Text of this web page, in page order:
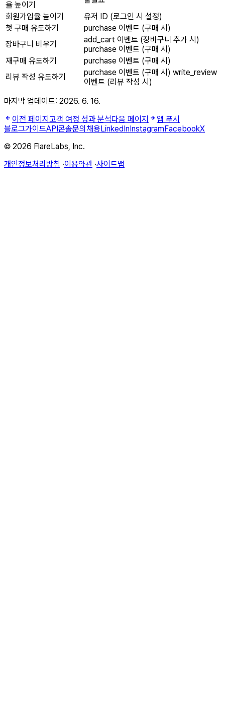
율 높이기
회원가입율 높이기
유저 ID (로그인 시 설정)
첫 구매 유도하기
purchase 이벤트 (구매 시)
장바구니 비우기
add_cart 이벤트 (장바구니 추가 시)
purchase 이벤트 (구매 시)
재구매 유도하기
purchase 이벤트 (구매 시)
리뷰 작성 유도하기
purchase 이벤트 (구매 시) write_review
이벤트 (리뷰 작성 시)
마지막 업데이트: 2026. 6. 16.
이전 페이지고객 여정 성과 분석다음 페이지
앱 푸시
블로그가이드API콘솔문의 채용LinkedInInstagramFacebookX
© 2026 FlareLabs, Inc.
개인정보처리방침 ·이용약관 ·사이트맵